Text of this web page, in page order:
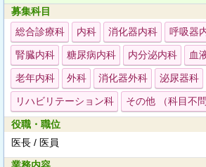
募集科目
総合診療科
内科 消化器内科 呼吸器
腎臓内科 糖尿病内科 内分泌内科 血
老年内科 外科 消化器外科 泌尿器科
リハビリテーション科 その他 （科目不問
役職・職位
医長 / 医員